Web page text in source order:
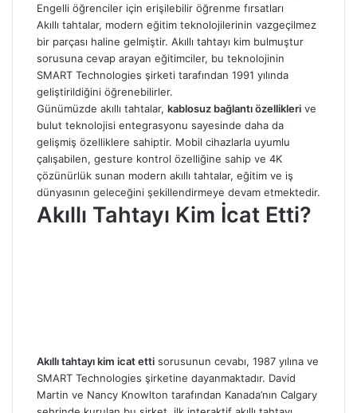
Engelli öğrenciler için erişilebilir öğrenme fırsatları
Akıllı tahtalar, modern eğitim teknolojilerinin vazgeçilmez
bir parçası haline gelmiştir. Akıllı tahtayı kim bulmuştur
sorusuna cevap arayan eğitimciler, bu teknolojinin
SMART Technologies şirketi tarafından 1991 yılında
geliştirildiğini öğrenebilirler.
Günümüzde akıllı tahtalar, kablosuz bağlantı özellikleri ve
bulut teknolojisi entegrasyonu sayesinde daha da
gelişmiş özelliklere sahiptir. Mobil cihazlarla uyumlu
çalışabilen, gesture kontrol özelliğine sahip ve 4K
çözünürlük sunan modern akıllı tahtalar, eğitim ve iş
dünyasının geleceğini şekillendirmeye devam etmektedir.
Akıllı Tahtayı Kim İcat Etti​?
Akıllı tahtayı kim icat etti sorusunun cevabı, 1987 yılına ve
SMART Technologies şirketine dayanmaktadır. David
Martin ve Nancy Knowlton tarafından Kanada’nın Calgary